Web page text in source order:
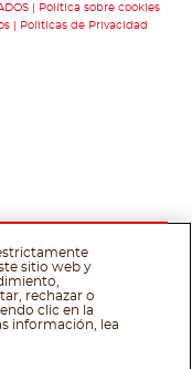
Política sobre cookies
Polìticas de Privacidad
sitio web y
rechazar o
clic en la
información, lea